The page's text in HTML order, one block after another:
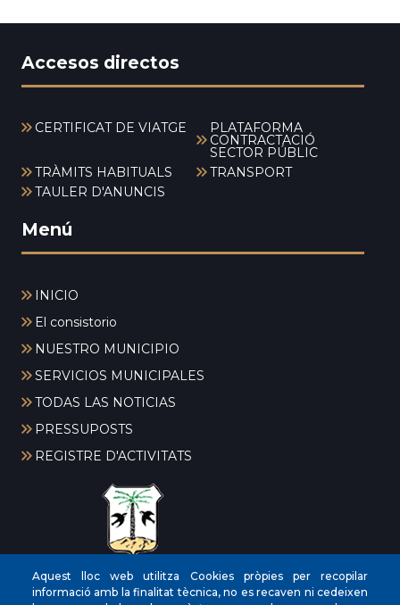
Accesos directos
CERTIFICAT DE VIATGE PLATAFORMA
CONTRACTACIÓ
SECTOR PÚBLIC
TRÀMITS HABITUALS
TRANSPORT
TAULER D'ANUNCIS
Menú
INICIO
El consistorio
NUESTRO MUNICIPIO
SERVICIOS MUNICIPALES
TODAS LAS NOTICIAS
PRESSUPOSTS
REGISTRE D'ACTIVITATS
CIF ‎P0704300C
Aquest lloc web utilitza Cookies pròpies per recopilar
informació amb la finalitat tècnica, no es recaven ni cedeixen